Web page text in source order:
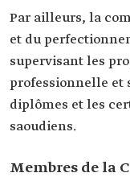
Par ailleurs, la
et du
supervisant les
professionnelle et
diplômes et les
saoudiens.
Membres de la